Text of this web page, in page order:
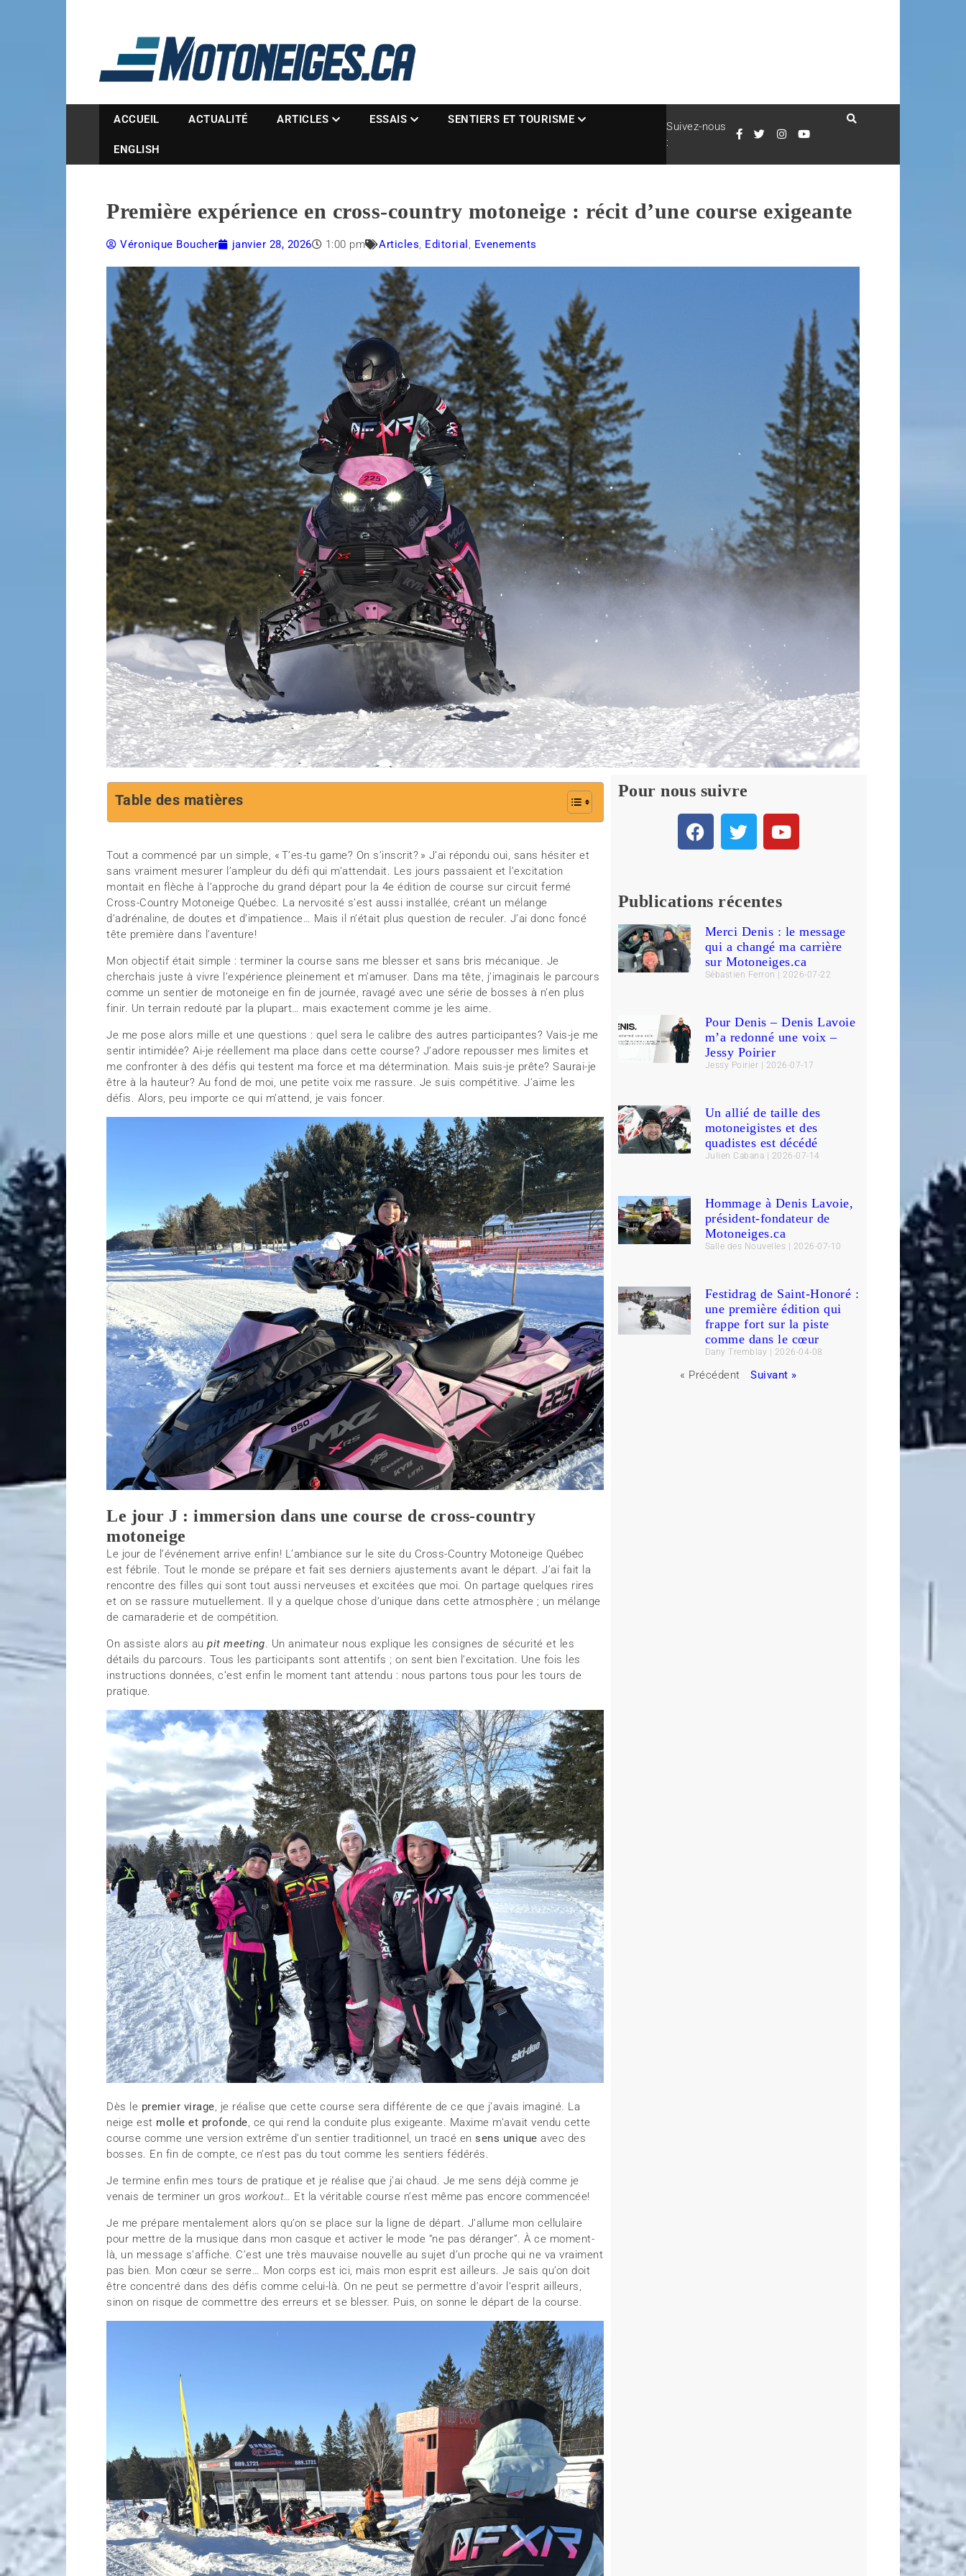
Magazine Motoneiges.ca
ACCUEIL ACTUALITÉ ARTICLES ESSAIS SENTIERS ET TOURISME
ENGLISH
Suivez-nous
:
Première expérience en cross-country motoneige : récit d’une course exigeante
Véronique Boucher janvier 28, 2026 1:00 pm Articles, Editorial , Evenements
Table des matières
Tout a commencé par un simple, « T’es-tu game? On s’inscrit? » J’ai répondu oui, sans hésiter et
sans vraiment mesurer l’ampleur du défi qui m’attendait. Les jours passaient et l’excitation
montait en flèche à l’approche du grand départ pour la 4e édition de course sur circuit fermé
Cross-Country Motoneige Québec. La nervosité s’est aussi installée, créant un mélange
d’adrénaline, de doutes et d’impatience… Mais il n’était plus question de reculer. J’ai donc foncé
tête première dans l’aventure!
Mon objectif était simple : terminer la course sans me blesser et sans bris mécanique. Je
cherchais juste à vivre l’expérience pleinement et m’amuser. Dans ma tête, j’imaginais le parcours
comme un sentier de motoneige en fin de journée, ravagé avec une série de bosses à n’en plus
finir. Un terrain redouté par la plupart… mais exactement comme je les aime.
Je me pose alors mille et une questions : quel sera le calibre des autres participantes? Vais-je me
sentir intimidée? Ai-je réellement ma place dans cette course? J’adore repousser mes limites et
me confronter à des défis qui testent ma force et ma détermination. Mais suis-je prête? Saurai-je
être à la hauteur? Au fond de moi, une petite voix me rassure. Je suis compétitive. J’aime les
défis. Alors, peu importe ce qui m’attend, je vais foncer.
Le jour J : immersion dans une course de cross-country
motoneige
Le jour de l’événement arrive enfin! L’ambiance sur le site du Cross-Country Motoneige Québec
est fébrile. Tout le monde se prépare et fait ses derniers ajustements avant le départ. J’ai fait la
rencontre des filles qui sont tout aussi nerveuses et excitées que moi. On partage quelques rires
et on se rassure mutuellement. Il y a quelque chose d’unique dans cette atmosphère ; un mélange
de camaraderie et de compétition.
On assiste alors aupit meeting. Un animateur nous explique les consignes de sécurité et les
détails du parcours. Tous les participants sont attentifs ; on sent bien l’excitation. Une fois les
instructions données, c’est enfin le moment tant attendu : nous partons tous pour les tours de
pratique.
Dès le premier virage, je réalise que cette course sera différente de ce que j’avais imaginé. La
neige est molle et profonde, ce qui rend la conduite plus exigeante. Maxime m’avait vendu cette
course comme une version extrême d’un sentier traditionnel, un tracé ensens unique avec des
bosses. En fin de compte, ce n’est pas du tout comme les sentiers fédérés.
Je termine enfin mes tours de pratique et je réalise que j’ai chaud. Je me sens déjà comme je
venais de terminer un gros workout… Et la véritable course n’est même pas encore commencée!
Je me prépare mentalement alors qu’on se place sur la ligne de départ. J’allume mon cellulaire
pour mettre de la musique dans mon casque et activer le mode “ne pas déranger”. À ce moment-
là, un message s’affiche. C’est une très mauvaise nouvelle au sujet d’un proche qui ne va vraiment
pas bien. Mon cœur se serre… Mon corps est ici, mais mon esprit est ailleurs. Je sais qu’on doit
être concentré dans des défis comme celui-là. On ne peut se permettre d’avoir l’esprit ailleurs,
sinon on risque de commettre des erreurs et se blesser. Puis, on sonne le départ de la course.
Pour nous suivre
Publications récentes
Merci Denis : le message
qui a changé ma carrière
sur Motoneiges.ca
Sébastien Ferron 2026-07-22
Pour Denis – Denis Lavoie
m’a redonné une voix –
Jessy Poirier
Jessy Poirier 2026-07-17
Un allié de taille des
motoneigistes et des
quadistes est décédé
Julien Cabana 2026-07-14
Hommage à Denis Lavoie,
président-fondateur de
Motoneiges.ca
Salle des Nouvelles 2026-07-10
Festidrag de Saint-Honoré :
une première édition qui
frappe fort sur la piste
comme dans le cœur
Dany Tremblay 2026-04-08
« Précédent Suivant »